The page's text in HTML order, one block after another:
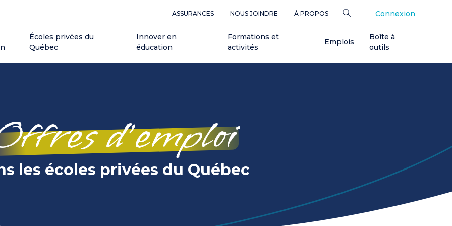
ASSURANCES NOUS JOINDRE À PROPOS Connexion
Écoles privées du
Québec
Innover en
éducation
Formations et
activités
Emplois
Boîte à
outils
d’emploi
les écoles privées du Québec